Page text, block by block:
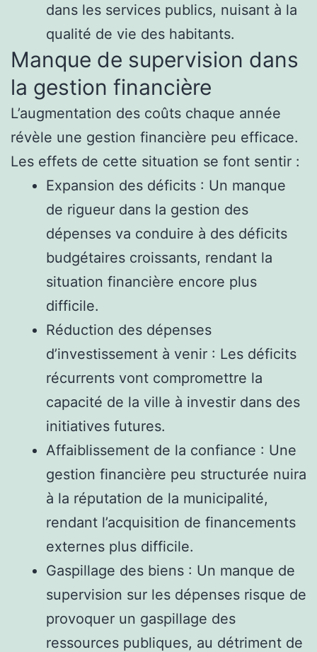
dans les services publics, nuisant à la
qualité de vie des habitants.
Manque de supervision dans
la gestion financière
L’augmentation des coûts chaque année
révèle une gestion financière peu efficace.
Les effets de cette situation se font sentir :
Expansion des déficits : Un manque
de rigueur dans la gestion des
dépenses va conduire à des déficits
budgétaires croissants, rendant la
situation financière encore plus
difficile.
Réduction des dépenses
d’investissement à venir : Les déficits
récurrents vont compromettre la
capacité de la ville à investir dans des
initiatives futures.
Affaiblissement de la confiance : Une
gestion financière peu structurée nuira
à la réputation de la municipalité,
rendant l’acquisition de financements
externes plus difficile.
Gaspillage des biens : Un manque de
supervision sur les dépenses risque de
provoquer un gaspillage des
ressources publiques, au détriment de